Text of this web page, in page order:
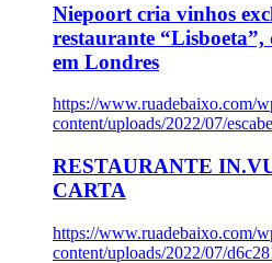
Niepoort cria vinhos
restaurante “Lisboeta”,
em Londres
https://www.ruadebaixo.com/
content/uploads/2022/07/
RESTAURANTE
CARTA
https://www.ruadebaixo.com/
content/uploads/2022/07/